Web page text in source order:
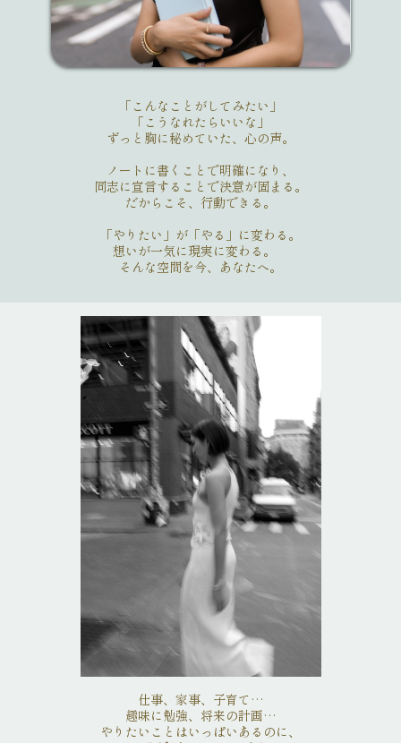
「こんなことがしてみたい」
「こうなれたらいいな」
ずっと胸に秘めていた、心の声。
ノートに書くことで明確になり、
同志に宣言することで決意が固まる。
だからこそ、行動できる。
「やりたい」が「やる」に変わる。
想いが一気に現実に変わる。
そんな空間を今、あなたへ。
仕事、家事、子育て…
趣味に勉強、将来の計画…
やりたいことはいっぱいあるのに、